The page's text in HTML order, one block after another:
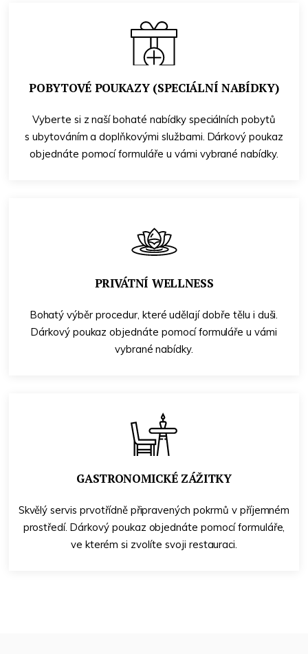
POBYTOVÉ POUKAZY (SPECIÁLNÍ NABÍDKY)
Vyberte si z naší bohaté nabídky speciálních pobytů
s ubytováním a doplňkovými službami. Dárkový poukaz
objednáte pomocí formuláře u vámi vybrané nabídky.
PRIVÁTNÍ WELLNESS
Bohatý výběr procedur, které udělají dobře tělu i duši.
Dárkový poukaz objednáte pomocí formuláře u vámi
vybrané nabídky.
GASTRONOMICKÉ ZÁŽITKY
Skvělý servis prvotřídně připravených pokrmů v příjemném
prostředí. Dárkový poukaz objednáte pomocí formuláře,
ve kterém si zvolíte svoji restauraci.